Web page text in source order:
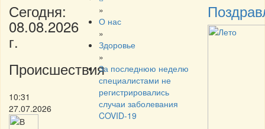
Сегодня:
08.08.2026
г.
Происшествия
10:31
27.07.2026
»
О нас
»
Здоровье
»
За последнюю неделю
специалистами не
регистрировались
случаи заболевания
COVID-19